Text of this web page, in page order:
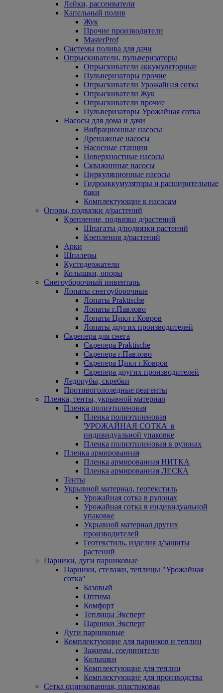
Лейки, рассеиватели
Капельный полив
Жук
Прочие производители
MasterProf
Системы полива для дачи
Опрыскиватели, пульверизаторы
Опрыскиватели аккумуляторные
Пульверизаторы прочие
Опрыскиватели Урожайная сотка
Опрыскиватели Жук
Опрыскиватели прочие
Пульверизаторы Урожайная сотка
Насосы для дома и дачи
Вибрационные насосы
Дренажные насосы
Насосные станции
Поверхностные насосы
Скважинные насосы
Циркуляционные насосы
Гидроаккумуляторы и расширительные
баки
Комплектующие к насосам
Опоры, подвязки д/растений
Крепление, подвязки д/растений
Шпагаты д/подвязки растений
Крепления д/растений
Арки
Шпалеры
Кустодержатели
Колышки, опоры
Снегоуборочный инвентарь
Лопаты снегоуборочные
Лопаты Praktische
Лопаты г.Павлово
Лопаты Цикл г.Ковров
Лопаты других производителей
Скрепера для снега
Скрепера Praktische
Скрепера г.Павлово
Скрепера Цикл г.Ковров
Скрепера других производителей
Ледорубы, скребки
Противогололедные реагенты
Пленка, тенты, укрывной материал
Пленка полиэтиленовая
Пленка полиэтиленовая
'УРОЖАЙНАЯ СОТКА' в
индивидуальной упаковке
Пленка полиэтиленовая в рулонах
Пленка армированная
Пленка армированная НИТКА
Пленка армированная ЛЕСКА
Тенты
Укрывной материал, геотекстиль
Урожайная сотка в рулонах
Урожайная сотка в индивидуальной
упаковке
Укрывной материал других
производителей
Геотекстиль, изделия д/защиты
растений
Парники, дуги парниковые
Парники, стелажи, теплицы "Урожайная
сотка"
Базовый
Оптима
Комфорт
Теплицы Эксперт
Парники Эксперт
Дуги парниковые
Комплектующие для парников и теплиц
Зажимы, соединители
Колышки
Комплектующие для теплиц
Комплектующие для производства
Сетка оцинкованная, пластиковая